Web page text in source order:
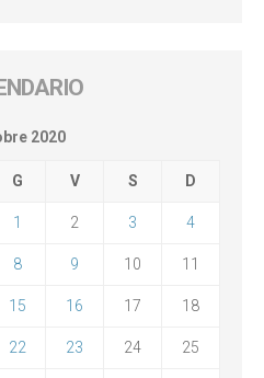
2020
G V S D
1 2 3 4
8 9 10 11
15 16 17 18
22 23 24 25